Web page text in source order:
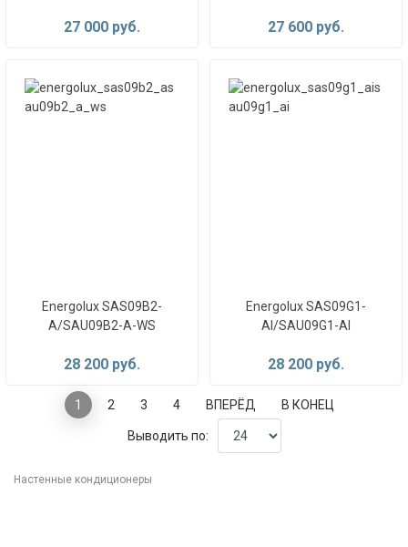
27 000 руб. 27 600 руб.
Energolux SAS09B2-
A/SAU09B2-A-WS
28 200 руб.
Energolux SAS09G1-
AI/SAU09G1-AI
28 200 руб.
1 2 3 4 ВПЕРЁД В КОНЕЦ
Выводить по:
Настенные кондиционеры